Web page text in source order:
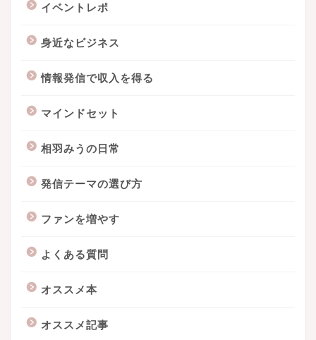
イベントレポ
身近なビジネス
情報発信で収入を得る
マインドセット
相羽みうの日常
発信テーマの選び方
ファンを増やす
よくある質問
オススメ本
オススメ記事